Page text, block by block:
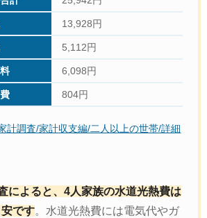
13,928円
5,112円
6,098円
804円
計調査/家計収支編/二人以上の世帯/詳細
によると、4人家族の水道光熱費は
です。水道光熱費には電気代やガ